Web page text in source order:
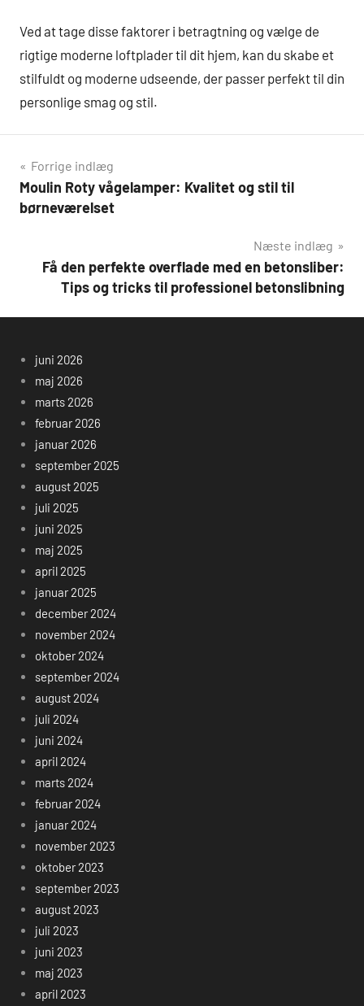
Ved at tage disse faktorer i betragtning og vælge de
rigtige moderne loftplader til dit hjem, kan du skabe et
stilfuldt og moderne udseende, der passer perfekt til din
personlige smag og stil.
Indlægsnavigation
Forrige indlæg
Moulin Roty vågelamper: Kvalitet og stil til
børneværelset
Næste indlæg
Få den perfekte overflade med en betonsliber:
Tips og tricks til professionel betonslibning
juni 2026
maj 2026
marts 2026
februar 2026
januar 2026
september 2025
august 2025
juli 2025
juni 2025
maj 2025
april 2025
januar 2025
december 2024
november 2024
oktober 2024
september 2024
august 2024
juli 2024
juni 2024
april 2024
marts 2024
februar 2024
januar 2024
november 2023
oktober 2023
september 2023
august 2023
juli 2023
juni 2023
maj 2023
april 2023